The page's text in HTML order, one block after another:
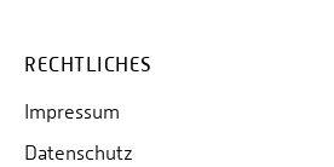
RECHTLICHES
Impressum
Datenschutz